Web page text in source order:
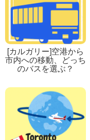
[カルガリー]空港から
市内への移動、どっち
のバスを選ぶ？